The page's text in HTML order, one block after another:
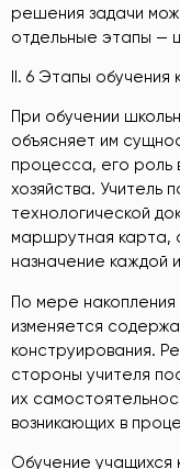
решения задачи
отдельные этапы —
II. 6 Этапы обучения
При обучении
объясняет им
процесса, его роль
хозяйства. Учитель
технологической
маршрутная карта,
назначение каждой
По мере накопления
изменяется
конструирования.
стороны учителя
их
возникающих в
Обучение учащихся